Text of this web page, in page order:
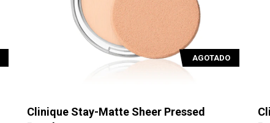
AGOTADO
Clinique Stay-Matte Sheer Pressed